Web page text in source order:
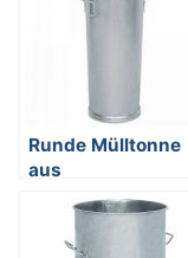
Runde Mülltonne
aus
feuerverzinktem
Stahlblech, mit
Deckel / 2 seitliche